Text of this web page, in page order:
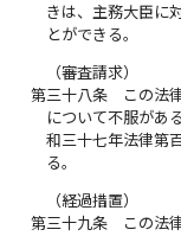
きは、主務大臣に
とができる。
（審査請求）
第三十八条
この法
について不服があ
和三十七年法律第
る。
（経過措置）
第三十九条
この法